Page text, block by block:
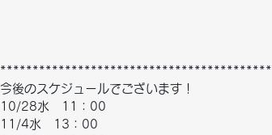
今後のスケジュールでございます！
10/28水　11：00
11/4水　13：00